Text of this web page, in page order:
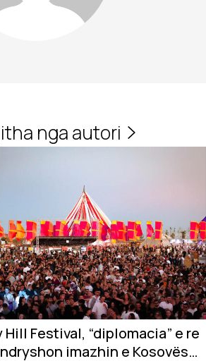
nga autori
Hill Festival, “diplomacia” e re
imazhin e Kosovës